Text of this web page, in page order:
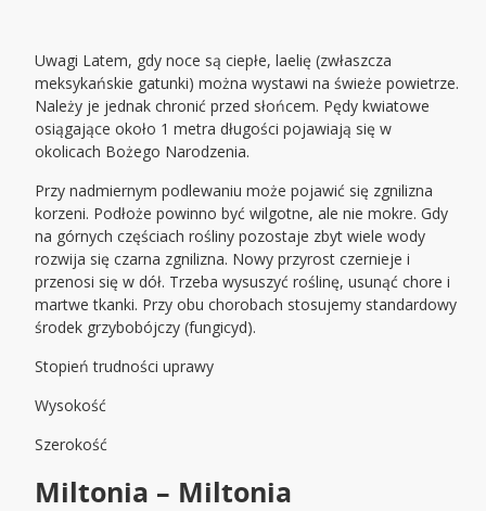
Uwagi Latem, gdy noce są ciepłe, laelię (zwłaszcza
meksykańskie gatunki) można wystawi na świeże powietrze.
Należy je jednak chronić przed słońcem. Pędy kwiatowe
osiągające około 1 metra długości pojawiają się w
okolicach Bożego Narodzenia.
Przy nadmiernym podlewaniu może pojawić się zgnilizna
korzeni. Podłoże powinno być wilgotne, ale nie mokre. Gdy
na górnych częściach rośliny pozostaje zbyt wiele wody
rozwija się czarna zgnilizna. Nowy przyrost czernieje i
przenosi się w dół. Trzeba wysuszyć roślinę, usunąć chore i
martwe tkanki. Przy obu chorobach stosujemy standardowy
środek grzybobójczy (fungicyd).
Stopień trudności uprawy
Wysokość
Szerokość
Miltonia – Miltonia